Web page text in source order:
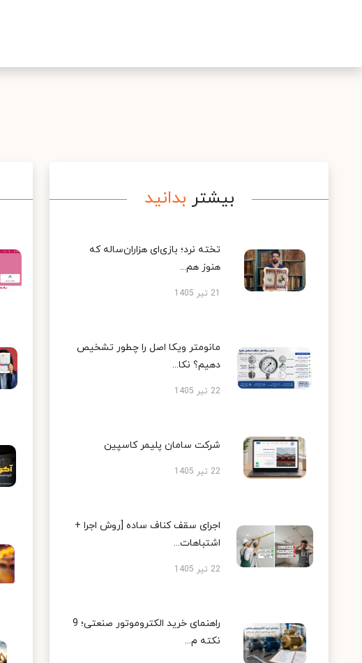
بیشتر بدانید
تخته نرد؛ بازی‌ای هزاران‌ساله که
هنوز هم...
21 تیر 1405
مانومتر ویکا اصل را چطور تشخیص
دهیم؟ نکا...
22 تیر 1405
شرکت سامان پلیمر کاسپین
22 تیر 1405
اجرای سقف کناف ساده [روش اجرا +
اشتباهات...
22 تیر 1405
راهنمای خرید الکتروموتور صنعتی؛ 9
نکته م...